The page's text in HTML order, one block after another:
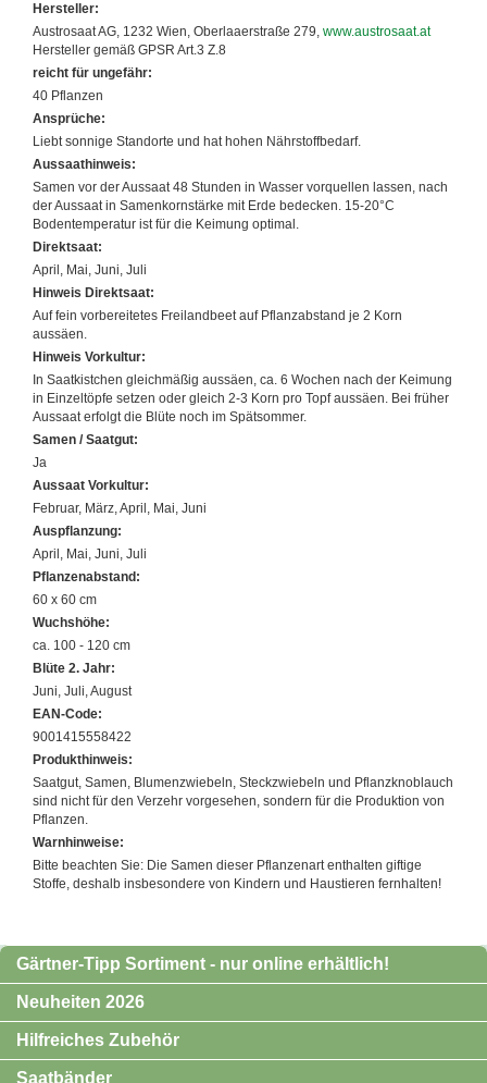
Hersteller:
Austrosaat AG, 1232 Wien, Oberlaaerstraße 279, www.austrosaat.at
Hersteller gemäß GPSR Art.3 Z.8
reicht für ungefähr:
40 Pflanzen
Ansprüche:
Liebt sonnige Standorte und hat hohen Nährstoffbedarf.
Aussaathinweis:
Samen vor der Aussaat 48 Stunden in Wasser vorquellen lassen, nach
der Aussaat in Samenkornstärke mit Erde bedecken. 15-20°C
Bodentemperatur ist für die Keimung optimal.
Direktsaat:
April, Mai, Juni, Juli
Hinweis Direktsaat:
Auf fein vorbereitetes Freilandbeet auf Pflanzabstand je 2 Korn
aussäen.
Hinweis Vorkultur:
In Saatkistchen gleichmäßig aussäen, ca. 6 Wochen nach der Keimung
in Einzeltöpfe setzen oder gleich 2-3 Korn pro Topf aussäen. Bei früher
Aussaat erfolgt die Blüte noch im Spätsommer.
Samen / Saatgut:
Ja
Aussaat Vorkultur:
Februar, März, April, Mai, Juni
Auspflanzung:
April, Mai, Juni, Juli
Pflanzenabstand:
60 x 60 cm
Wuchshöhe:
ca. 100 - 120 cm
Blüte 2. Jahr:
Juni, Juli, August
EAN-Code:
9001415558422
Produkthinweis:
Saatgut, Samen, Blumenzwiebeln, Steckzwiebeln und Pflanzknoblauch
sind nicht für den Verzehr vorgesehen, sondern für die Produktion von
Pflanzen.
Warnhinweise:
Bitte beachten Sie: Die Samen dieser Pflanzenart enthalten giftige
Stoffe, deshalb insbesondere von Kindern und Haustieren fernhalten!
Gärtner-Tipp Sortiment - nur online erhältlich!
Neuheiten 2026
Hilfreiches Zubehör
Saatbänder